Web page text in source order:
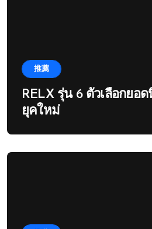
推薦
RELX รุ่น 6 ตัวเลือกยอ
ยุคใหม่